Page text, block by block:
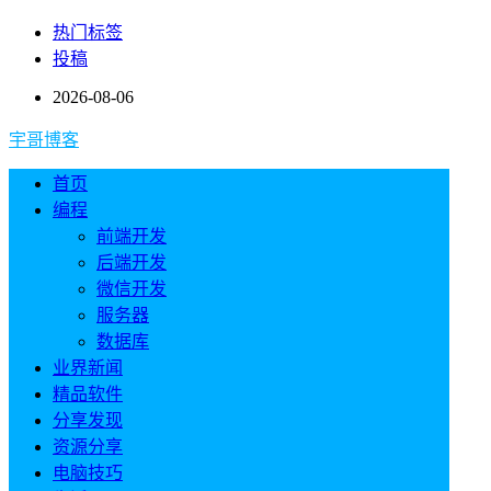
热门标签
投稿
2026-08-06
宇哥博客
首页
编程
前端开发
后端开发
微信开发
服务器
数据库
业界新闻
精品软件
分享发现
资源分享
电脑技巧